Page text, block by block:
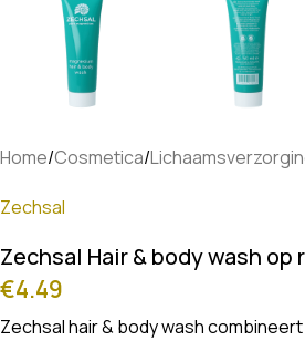
Home/Cosmetica/
Zechsal
Zechsal Hair & body wash op
€4.49
Zechsal hair & body wash